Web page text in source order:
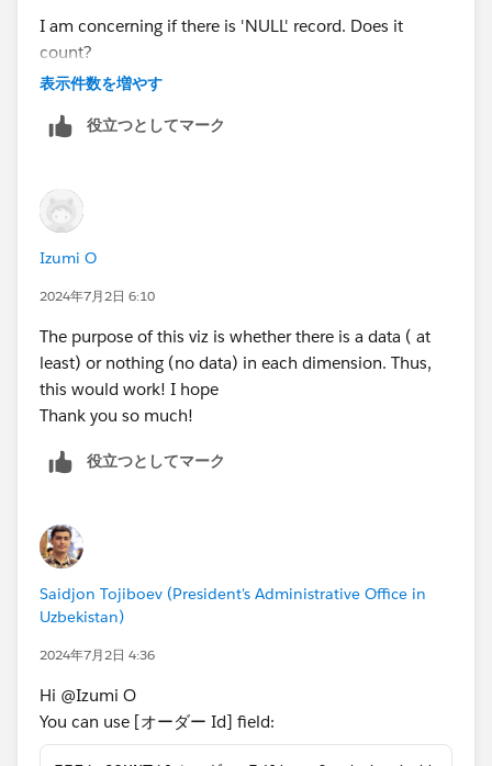
I am concerning if there is 'NULL' record. Does it
count?
表示件数を増やす
役立つとしてマーク
Izumi O
2024年7月2日 6:10
The purpose of this viz is whether there is a data ( at
least) or nothing (no data) in each dimension. Thus,
this would work! I hope
Thank you so much!
役立つとしてマーク
Saidjon Tojiboev (President's Administrative Office in
Uzbekistan)
2024年7月2日 4:36
Hi @Izumi O​
You can use [オーダー Id] field: